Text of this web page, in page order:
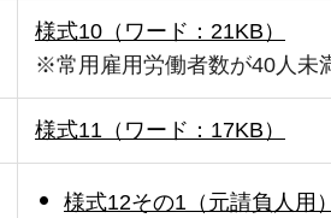
様式10（ワード：21KB）
※常用雇用労働者数が40人未
様式11（ワード：17KB）
様式12その1（元請負人用